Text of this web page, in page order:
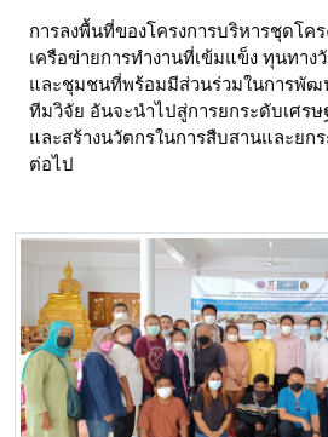
การลงพื้นที่ของโครงการบริหารชุดโค
เครือข่ายการทำงานที่เข้มแข็ง ทุนทา
และชุมชนที่พร้อมมีส่วนร่วมในการพัฒ
ทีมวิจัย อันจะนำไปสู่การยกระดับเศร
และสร้างนวัตกรในการสืบสานและย
ต่อไป